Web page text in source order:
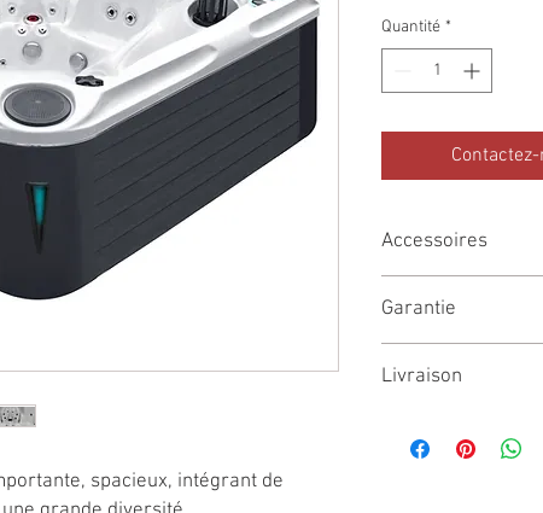
spacieux, intégrant de
Quantité *
Accessoires
Relève couverture :
Escalier : 115€
Relève Couverture +
Garantie
Garantie des
Livraison